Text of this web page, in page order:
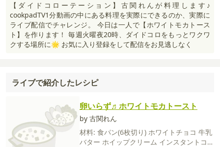
【ダイドコローテーション】古関れんが料理します♪
cookpadTV1分動画の中にある料理を実際にできるのか、実際に
ライブ配信でチャレンジ。 今日は一人で【ホワイトモカトース
ト】を作ります！ 毎週火曜夜20時、ダイドコロをもっとワクワ
クする場所に🌟 お気に入り登録をして配信をお見逃しなく
ライブで紹介したレシピ
卵いらず♬ホワイトモカトースト
by 古関れん
材料: 食パン(6枚切り) ホワイトチョコ 牛乳
バター ホイップクリーム インスタントコー